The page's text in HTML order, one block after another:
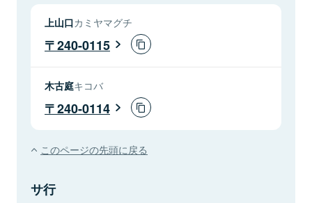
上山口カミヤマグチ
240-0115
木古庭キコバ
240-0114
このページの先頭に戻る
サ行